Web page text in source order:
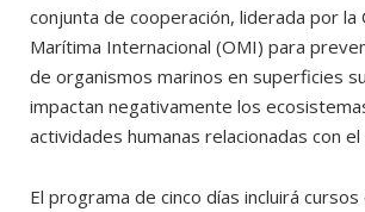
conjunta de cooperación, liderada por la
Marítima Internacional (OMI) para
de organismos marinos en superficies
impactan negativamente los
actividades humanas relacionadas con el
El programa de cinco días incluirá cursos